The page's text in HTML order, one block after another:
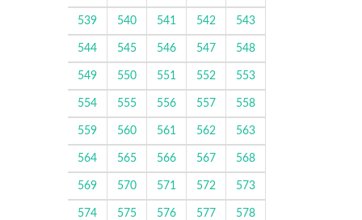
539 540 541 542 543
544 545 546 547 548
549 550 551 552 553
554 555 556 557 558
559 560 561 562 563
564 565 566 567 568
569 570 571 572 573
574 575 576 577 578